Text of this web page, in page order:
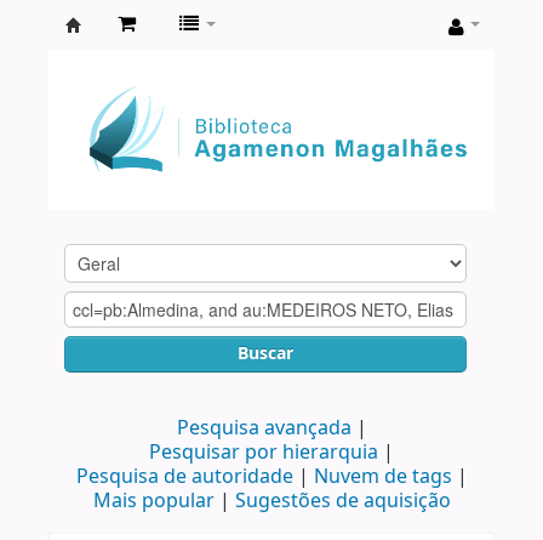
Agamenon
Magalhães
Buscar
Pesquisa avançada
Pesquisar por hierarquia
Pesquisa de autoridade
Nuvem de tags
Mais popular
Sugestões de aquisição